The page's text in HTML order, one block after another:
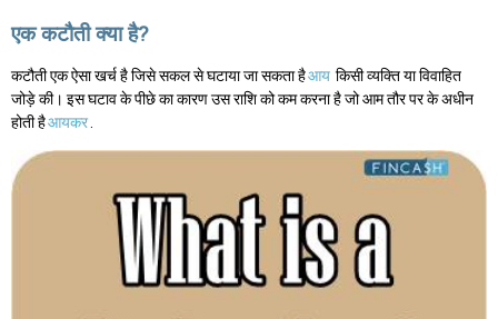
एक कटौती क्या है?
कटौती एक ऐसा खर्च है जिसे सकल से घटाया जा सकता हैआय किसी व्यक्ति या विवाहित
जोड़े की। इस घटाव के पीछे का कारण उस राशि को कम करना है जो आम तौर पर के अधीन
होती हैआयकर